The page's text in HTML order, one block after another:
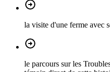
la visite d'une ferme avec
le parcours sur les